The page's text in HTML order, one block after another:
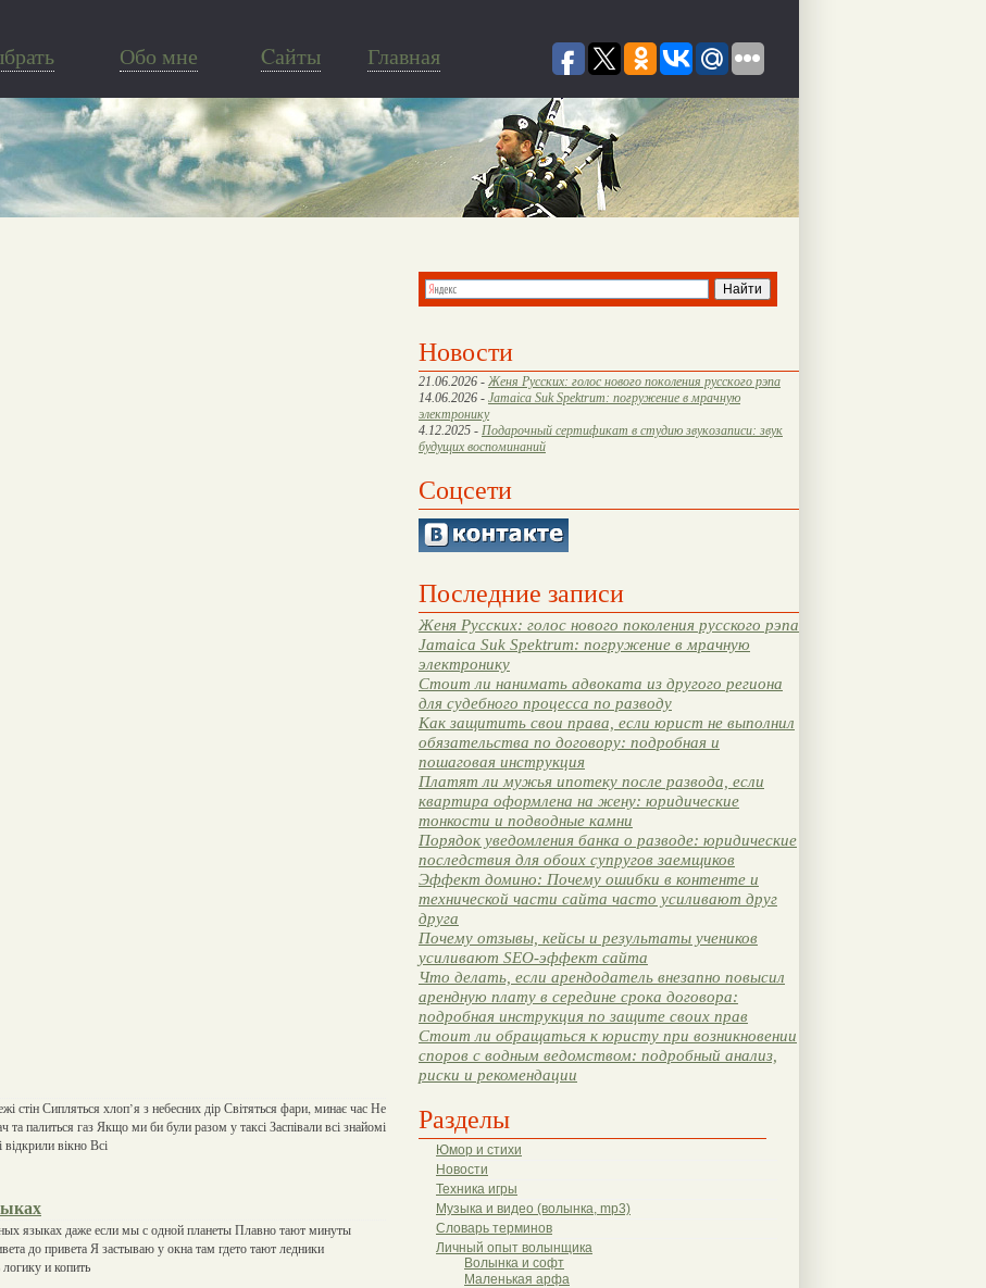
Обо мне Cайты Главная
Новости
21.06.2026 - Женя Русских: голос нового поколения русского рэпа
14.06.2026 - Jamaica Suk Spektrum: погружение в мрачную
электронику
4.12.2025 - Подарочный сертификат в студию звукозаписи: звук
будущих воспоминаний
Соцсети
Последние записи
Женя Русских: голос нового поколения русского рэпа
Jamaica Suk Spektrum: погружение в мрачную
электронику
Стоит ли нанимать адвоката из другого региона
для судебного процесса по разводу
Как защитить свои права, если юрист не выполнил
обязательства по договору: подробная и
пошаговая инструкция
Платят ли мужья ипотеку после развода, если
квартира оформлена на жену: юридические
тонкости и подводные камни
Порядок уведомления банка о разводе: юридические
последствия для обоих супругов заемщиков
Эффект домино: Почему ошибки в контенте и
технической части сайта часто усиливают друг
друга
Почему отзывы, кейсы и результаты учеников
усиливают SEO-эффект сайта
Что делать, если арендодатель внезапно повысил
арендную плату в середине срока договора:
подробная инструкция по защите своих прав
Стоит ли обращаться к юристу при возникновении
споров с водным ведомством: подробный анализ,
риски и рекомендации
Разделы
Юмор и стихи
Новости
Техника игры
Музыка и видео (волынка, mp3)
Словарь терминов
Личный опыт волынщика
Волынка и софт
Маленькая арфа
стін Сипляться хлоп’я з небесних дір Світяться фари, минає час Не
та палиться газ Якщо ми би були разом у таксі Заспівали всі знайомі
відкрили вікно Всі
языках даже если мы с одной планеты Плавно тают минуты
до привета Я застываю у окна там гдето тают ледники
и копить